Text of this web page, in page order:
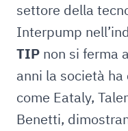
settore della
Interpump
TIP non si ferma
anni la società
come Eataly,
Benetti,